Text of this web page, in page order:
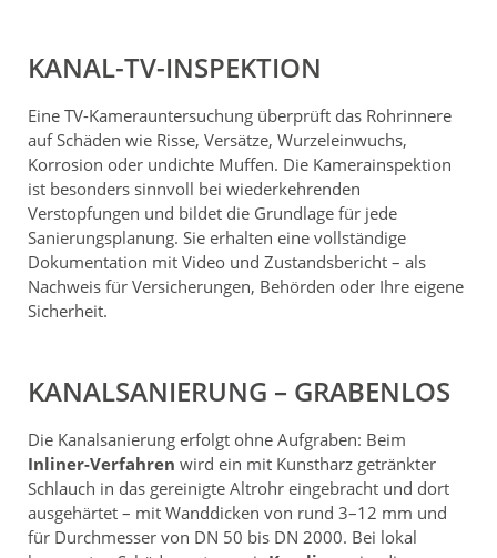
KANAL-TV-INSPEKTION
Eine TV-Kamerauntersuchung überprüft das Rohrinnere
auf Schäden wie Risse, Versätze, Wurzeleinwuchs,
Korrosion oder undichte Muffen. Die Kamerainspektion
ist besonders sinnvoll bei wiederkehrenden
Verstopfungen und bildet die Grundlage für jede
Sanierungsplanung. Sie erhalten eine vollständige
Dokumentation mit Video und Zustandsbericht – als
Nachweis für Versicherungen, Behörden oder Ihre eigene
Sicherheit.
KANALSANIERUNG – GRABENLOS
Die Kanalsanierung erfolgt ohne Aufgraben: Beim
Inliner-Verfahren wird ein mit Kunstharz getränkter
Schlauch in das gereinigte Altrohr eingebracht und dort
ausgehärtet – mit Wanddicken von rund 3–12 mm und
für Durchmesser von DN 50 bis DN 2000. Bei lokal